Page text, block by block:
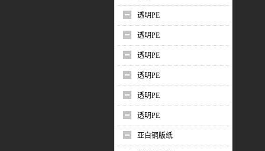
透明PE
透明PE
透明PE
透明PE
透明PE
透明PE
亚白铜版纸